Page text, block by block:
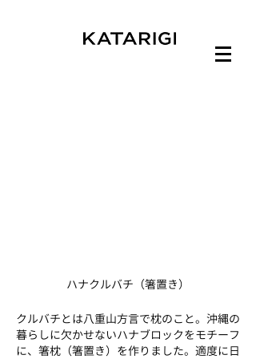
ハナクルバチ（箸置き）
クルバチとは八重山方言で枕のこと。沖縄の
暮らしに欠かせないハナブロックをモチーフ
に、箸枕（箸置き）を作りました。適度に日